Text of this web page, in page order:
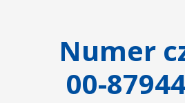
Numer
00-